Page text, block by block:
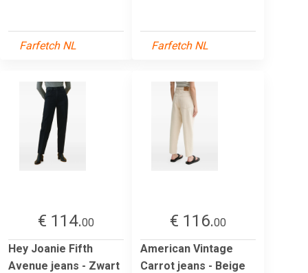
Farfetch NL Farfetch NL
€ 114.00
Hey Joanie Fifth
Avenue jeans - Zwart
€ 116.00
American Vintage
Carrot jeans - Beige